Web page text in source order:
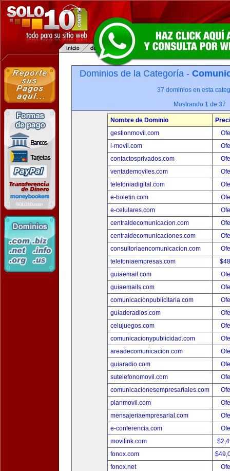
Dominios de la Categoría -
37 dominios en esta
Mostrando 1 de 37
Nombre de Dominio
gestionmovil.com
i-movil.com
contactosprivados.com
ventademoviles.com
telefoniadigital.com
e-boletin.com
e-celulares.com
centraldecomunicacion.com
centraldecomunicaciones.com
consultoriaencomunicacion.com
telefoniaempresas.com
guiaemail.com
guiaemails.com
comunicacionpublicitaria.com
guiaderadios.com
celujuegos.com
comunicacionypublicidad.com
areadecomunicacion.com
guiaradio.com
sutelefonomovil.com
comunicacionesempresariales.com
planmovil.com
mensajeriaempresarial.com
e-conferencia.com
movilink.com
fonox.com
fonox.net